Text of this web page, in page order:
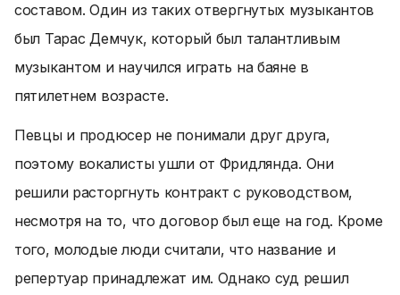
составом. Один из таких отвергнутых музыкантов
был Тарас Демчук, который был талантливым
музыкантом и научился играть на баяне в
пятилетнем возрасте.
Певцы и продюсер не понимали друг друга,
поэтому вокалисты ушли от Фридлянда. Они
решили расторгнуть контракт с руководством,
несмотря на то, что договор был еще на год. Кроме
того, молодые люди считали, что название и
репертуар принадлежат им. Однако суд решил